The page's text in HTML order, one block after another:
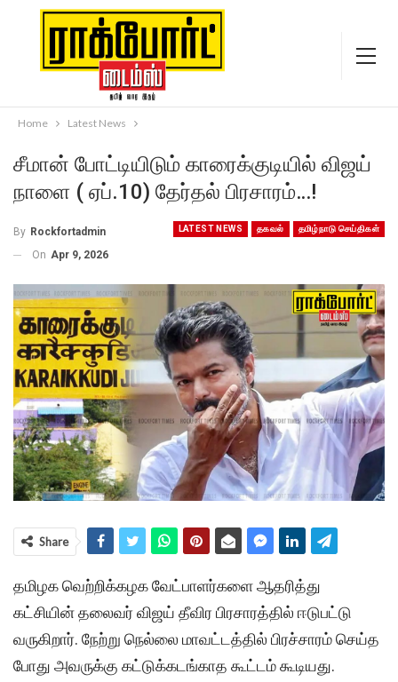
Home Latest News
சீமான் போட்டியிடும் காரைக்குடியில் விஜய்
நாளை ( ஏப்.10) தேர்தல் பிரசாரம்…!
LATEST NEWS தகவல் தமிழ்நாடு செய்திகள்
By Rockfortadmin
On Apr 9, 2026
Share
தமிழக வெற்றிக்கழக வேட்பாளர்களை ஆதரித்து
கட்சியின் தலைவர் விஜய் தீவிர பிரசாரத்தில் ஈடுபட்டு
வருகிறார். நேற்று நெல்லை மாவட்டத்தில் பிரச்சாரம் செய்த
போது அவருக்கு கட்டுக்கடங்காத கூட்டம் கூடியது.